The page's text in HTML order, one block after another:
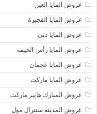
عروض المايا العين
عروض المايا الفجيرة
عروض المايا دبي
عروض المايا رأس الخيمة
عروض المايا عجمان
عروض المايا ماركت
عروض المبارك هايبر ماركت
عروض المدينة سنترال مول